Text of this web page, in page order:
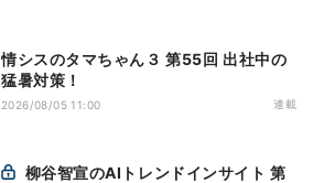
情シスのタマちゃん３ 第55回 出社中の
猛暑対策！
2026/08/05 11:00 連載